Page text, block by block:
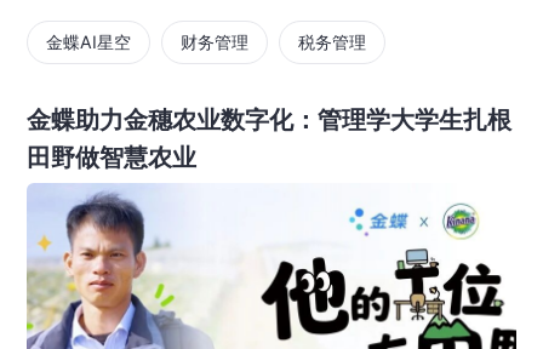
金蝶AI星空 财务管理 税务管理
金蝶助力金穗农业数字化：管理学大学生扎根
田野做智慧农业